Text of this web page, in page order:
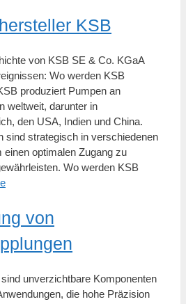
KSB
von KSB SE & Co. KGaA
Wo werden KSB
produziert Pumpen an
weltweit, darunter in
den USA, Indien und China.
sind strategisch in verschiedenen
einen optimalen Zugang zu
Wo werden KSB
von
unverzichtbare Komponenten
die hohe Präzision